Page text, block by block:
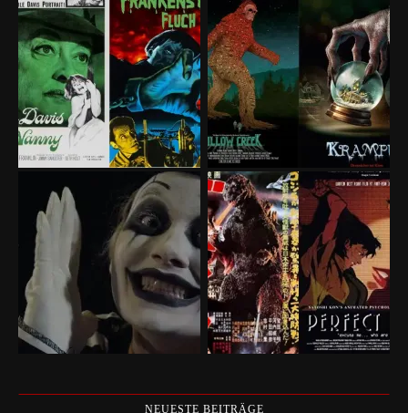
NEUESTE BEITRÄGE